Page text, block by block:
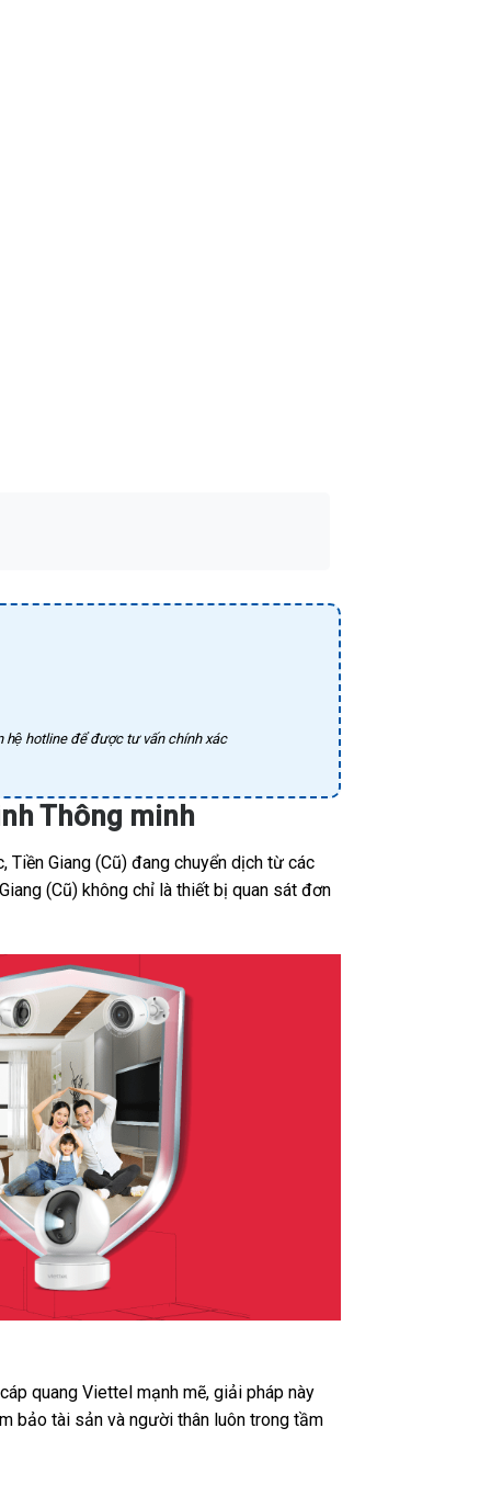
hệ hotline để được tư vấn chính xác
Thông minh
Tiền Giang (Cũ) đang chuyển dịch từ các
(Cũ) không chỉ là thiết bị quan sát đơn
quang Viettel mạnh mẽ, giải pháp này
bảo tài sản và người thân luôn trong tầm